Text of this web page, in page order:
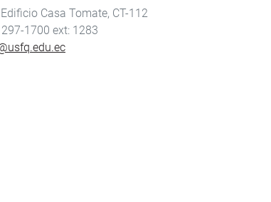
Edificio Casa Tomate, CT-112
1700
1283